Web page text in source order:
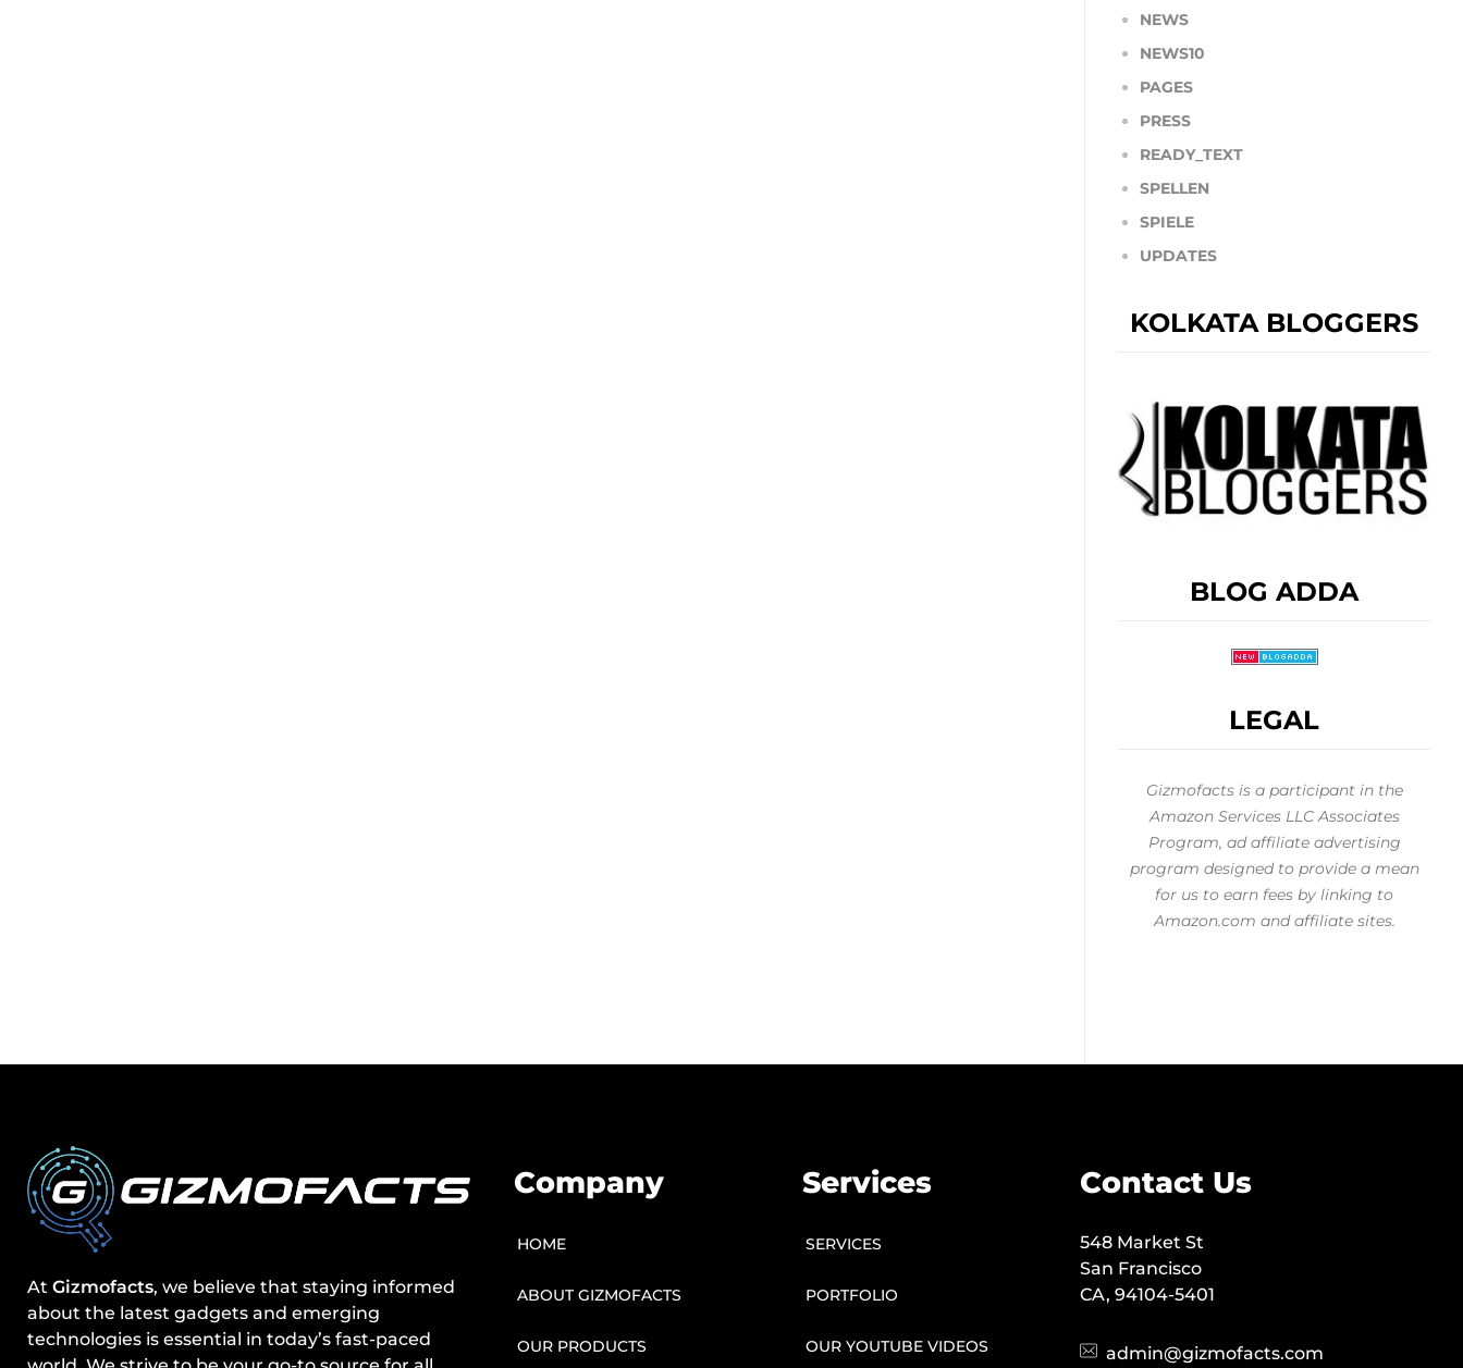
NEWS
NEWS10
PAGES
PRESS
READY_TEXT
SPELLEN
SPIELE
UPDATES
KOLKATA BLOGGERS
BLOG ADDA
LEGAL
Gizmofacts is a participant in the
Amazon Services LLC Associates
Program, ad affiliate advertising
program designed to provide a mean
for us to earn fees by linking to
Amazon.com and affiliate sites.
At Gizmofacts, we believe that staying informed
about the latest gadgets and emerging
technologies is essential in today’s fast-paced
Company
HOME
ABOUT GIZMOFACTS
OUR PRODUCTS
Services
SERVICES
PORTFOLIO
OUR YOUTUBE VIDEOS
Contact Us
548 Market St
San Francisco
CA, 94104-5401
admin@gizmofacts.com